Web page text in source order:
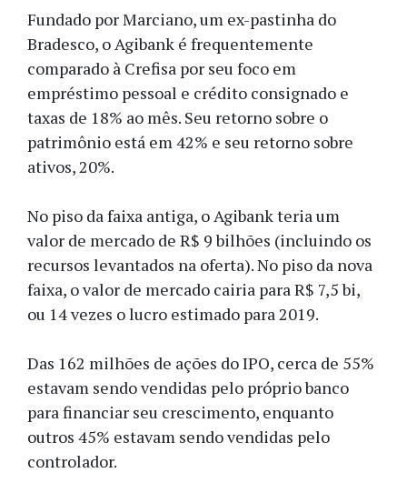
Fundado por Marciano, um ex-pastinha do
Bradesco, o Agibank é frequentemente
comparado à Crefisa por seu foco em
empréstimo pessoal e crédito consignado e
taxas de 18% ao mês. Seu retorno sobre o
patrimônio está em 42% e seu retorno sobre
ativos, 20%.
No piso da faixa antiga, o Agibank teria um
valor de mercado de R$ 9 bilhões (incluindo os
recursos levantados na oferta). No piso da nova
faixa, o valor de mercado cairia para R$ 7,5 bi,
ou 14 vezes o lucro estimado para 2019.
Das 162 milhões de ações do IPO, cerca de 55%
estavam sendo vendidas pelo próprio banco
para financiar seu crescimento, enquanto
outros 45% estavam sendo vendidas pelo
controlador.